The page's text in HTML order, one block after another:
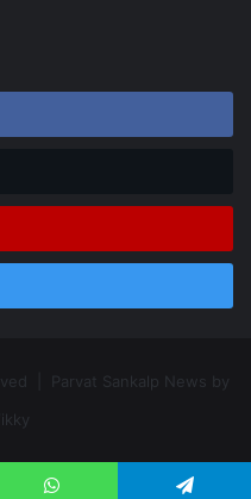
| Parvat Sankalp News by